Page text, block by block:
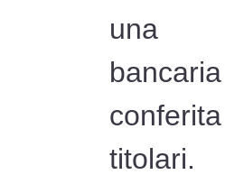
una
bancaria
titolari.